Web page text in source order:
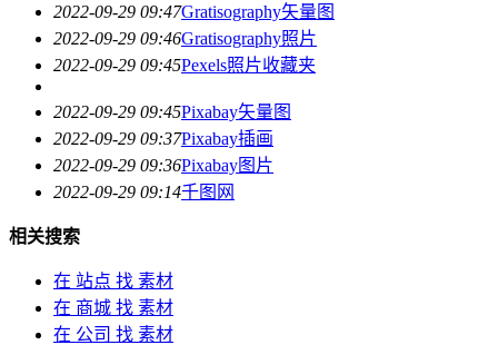
2022-09-29 09:47Gratisography矢量图
2022-09-29 09:46Gratisography照片
2022-09-29 09:45Pexels照片收藏夹
2022-09-29 09:45Pixabay矢量图
2022-09-29 09:37Pixabay插画
2022-09-29 09:36Pixabay图片
2022-09-29 09:14千图网
相关搜索
在 站点 找 素材
在 商城 找 素材
在 公司 找 素材